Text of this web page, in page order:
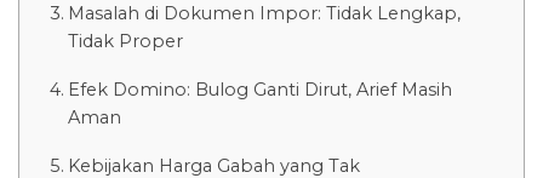
Masalah di Dokumen Impor: Tidak Lengkap,
Tidak Proper
Efek Domino: Bulog Ganti Dirut, Arief Masih
Aman
Kebijakan Harga Gabah yang Tak